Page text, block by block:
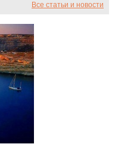
Все статьи и новости